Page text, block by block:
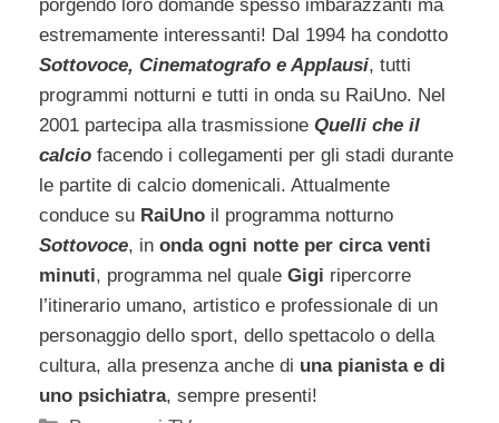
porgendo loro domande spesso imbarazzanti ma
estremamente interessanti! Dal 1994 ha condotto
Sottovoce, Cinematografo e Applausi, tutti
programmi notturni e tutti in onda su RaiUno. Nel
2001 partecipa alla trasmissione Quelli che il
calcio facendo i collegamenti per gli stadi durante
le partite di calcio domenicali. Attualmente
conduce su RaiUno il programma notturno
Sottovoce, in onda ogni notte per circa venti
minuti, programma nel quale Gigi ripercorre
l’itinerario umano, artistico e professionale di un
personaggio dello sport, dello spettacolo o della
cultura, alla presenza anche di una pianista e di
uno psichiatra, sempre presenti!